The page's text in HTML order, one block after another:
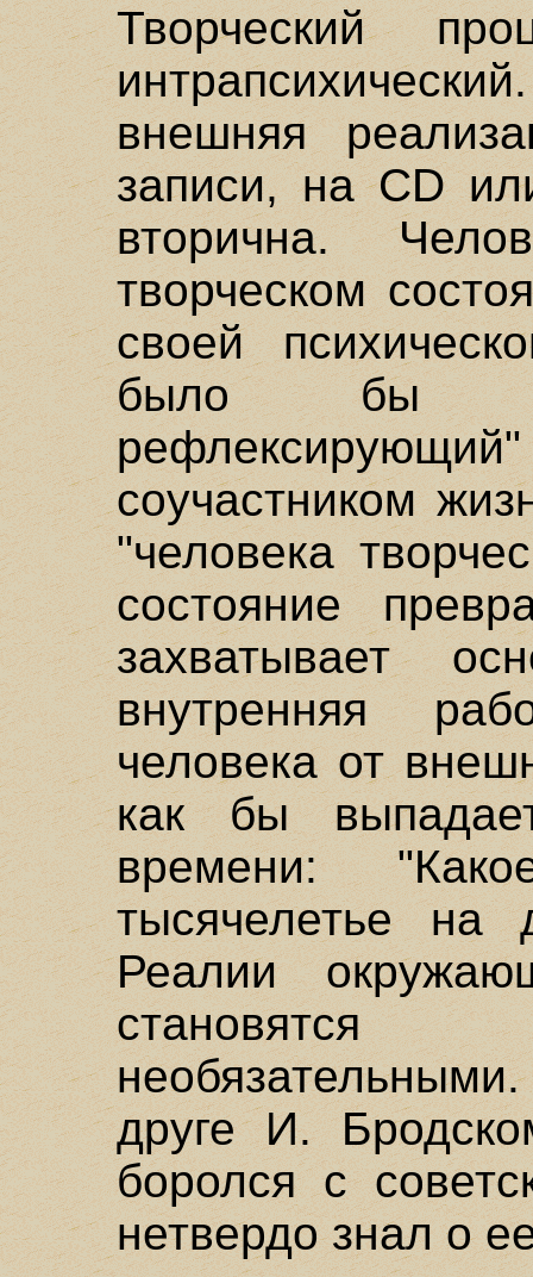
Творческий
внешняя
записи, на CD
вторична.
творческом
своей
было бы
рефлексирующий"
соучастником
"человека
состояние
захватывает
внутренняя
человека от
как бы
времени:
тысячелетье на
Реалии
друге И.
боролся с
нетвердо знал о